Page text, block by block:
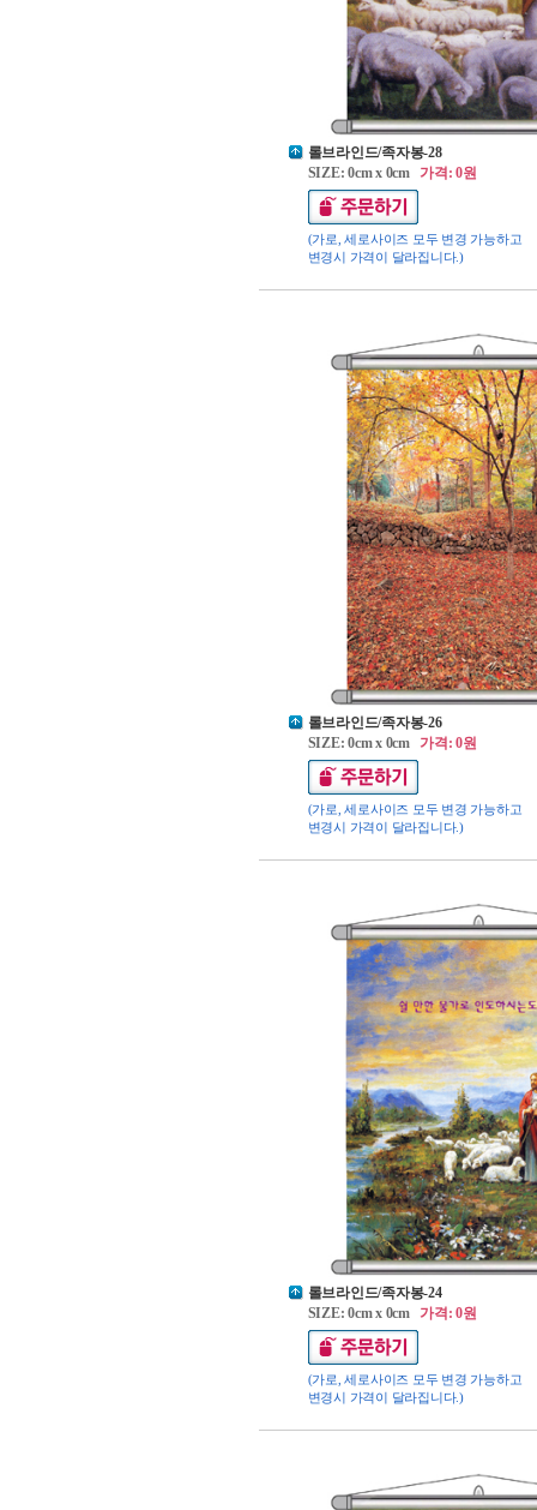
롤브라인드/족자봉-28
SIZE: 0cm x 0cm가격: 0원
(가로, 세로사이즈 모두 변경 가능하고
변경시 가격이 달라집니다.)
롤브라인드/족자봉-26
SIZE: 0cm x 0cm가격: 0원
(가로, 세로사이즈 모두 변경 가능하고
변경시 가격이 달라집니다.)
롤브라인드/족자봉-24
SIZE: 0cm x 0cm가격: 0원
(가로, 세로사이즈 모두 변경 가능하고
변경시 가격이 달라집니다.)